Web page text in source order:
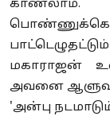
காணலாம்.
மகாராஜன்
அவனை
'அன்பு